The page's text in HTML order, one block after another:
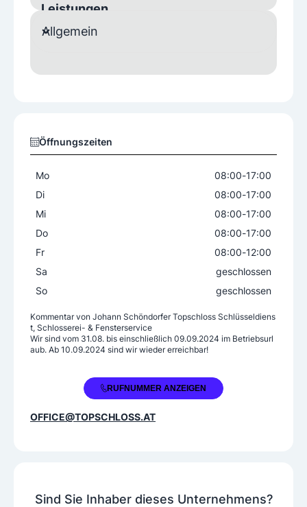
Leistungen
24 Stunden Notdienst
Kombinationsschlösser
Allgemein
Sind Sie Inhaber dieses Unternehmens?
Öffnungszeiten
Mo 08:00-17:00
Di
08:00-17:00
Mi
08:00-17:00
Do
08:00-17:00
Fr
08:00-12:00
Sa
geschlossen
So
geschlossen
Kommentar von Johann Schöndorfer Topschloss Schlüsseldiens
t, Schlosserei- & Fensterservice
Wir sind vom 31.08. bis einschließlich 09.09.2024 im Betriebsurl
aub. Ab 10.09.2024 sind wir wieder erreichbar!
+43 6235 20561RUFNUMMER ANZEIGEN
OFFICE@TOPSCHLOSS.AT